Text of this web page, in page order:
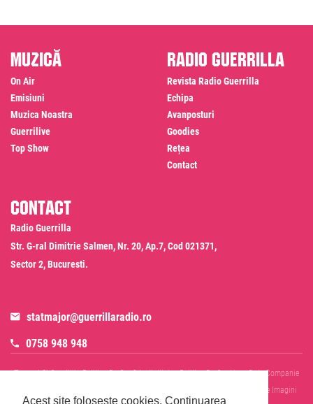
Acest site foloseste cookies. Continuarea
Muzică
On Air
Emisiuni
Muzica Noastra
Guerrilive
Top Show
Radio Guerrilla
Revista Radio Guerrilla
Echipa
Avanposturi
Goodies
Rețea
Contact
Contact
Radio Guerrilla
Str. G-ral Dimitrie Salmen, Nr. 20, Ap.7, Cod 021371,
Sector 2, Bucuresti.
statmajor@guerrillaradio.ro
0758 948 948
Termeni Si Conditii Politica De Confidentialitate Politica De Cookies
Date Companie
Informare Prelucrare Imagini